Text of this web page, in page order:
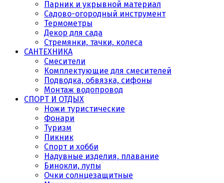
Парник и укрывной материал
Садово-огородный инструмент
Термометры
Декор для сада
Стремянки, тачки, колеса
САНТЕХНИКА
Смесители
Комплектующие для смесителей
Подводка, обвязка, сифоны
Монтаж водопровод
СПОРТ И ОТДЫХ
Ножи туристические
Фонари
Туризм
Пикник
Спорт и хобби
Надувные изделия, плавание
Бинокли, лупы
Очки солнцезащитные